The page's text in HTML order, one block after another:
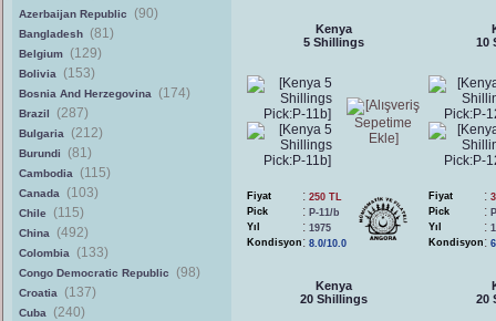
Azerbaijan Republic (90)
Bangladesh (81)
Belgium (129)
Bolivia (153)
Bosnia And Herzegovina (174)
Brazil (287)
Bulgaria (212)
Burundi (81)
Cambodia (115)
Canada (103)
Chile (115)
China (492)
Colombia (133)
Congo Democratic Republic (98)
Croatia (137)
Cuba (240)
Kenya
5 Shillings
Fiyat : 250 TL
Pick
: P-11/b
Yıl
: 1975
Kondisyon : 8.0/10.0
10
Fiyat :
Pick
:
Yıl
:
Kondisyon :
Kenya
20 Shillings
20